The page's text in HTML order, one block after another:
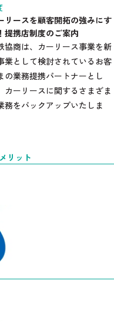
リースを顧客開拓の強みにす
提携店制度のご案内
協商は、カーリース事業を新
業として検討されているお客
の業務提携パートナーとし
カーリースに関するさまざま
務をバックアップいたしま
リット